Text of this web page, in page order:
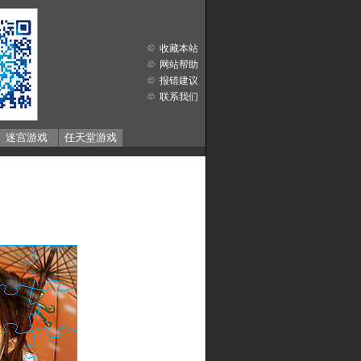
迷宫游戏 任天堂游戏
收藏本站
网站帮助
报错建议
联系我们